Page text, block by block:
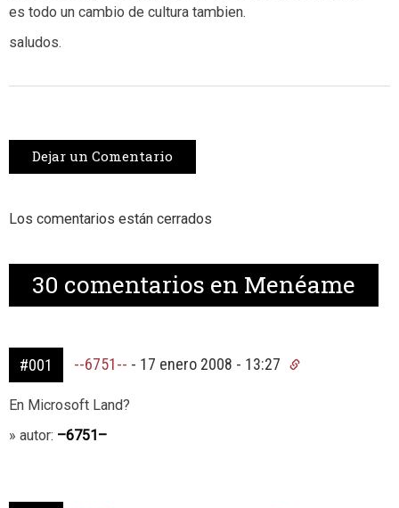
es todo un cambio de cultura tambien.
saludos.
Dejar un Comentario
Los comentarios están cerrados
30 comentarios en Menéame
#001 --6751-- - 17 enero 2008 - 13:27
En Microsoft Land?
» autor: –6751–